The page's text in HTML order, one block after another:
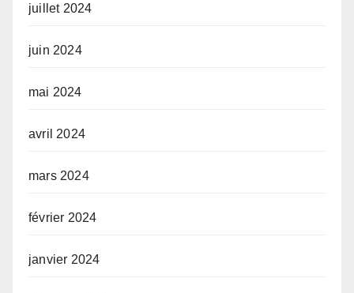
juillet 2024
juin 2024
mai 2024
avril 2024
mars 2024
février 2024
janvier 2024